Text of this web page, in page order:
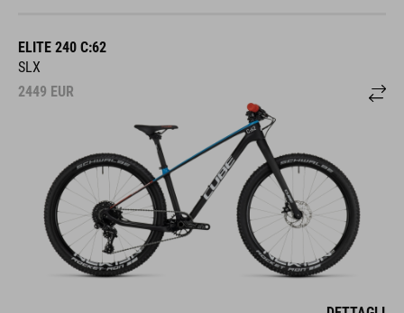
ELITE 240 C:62
SLX
2449 EUR